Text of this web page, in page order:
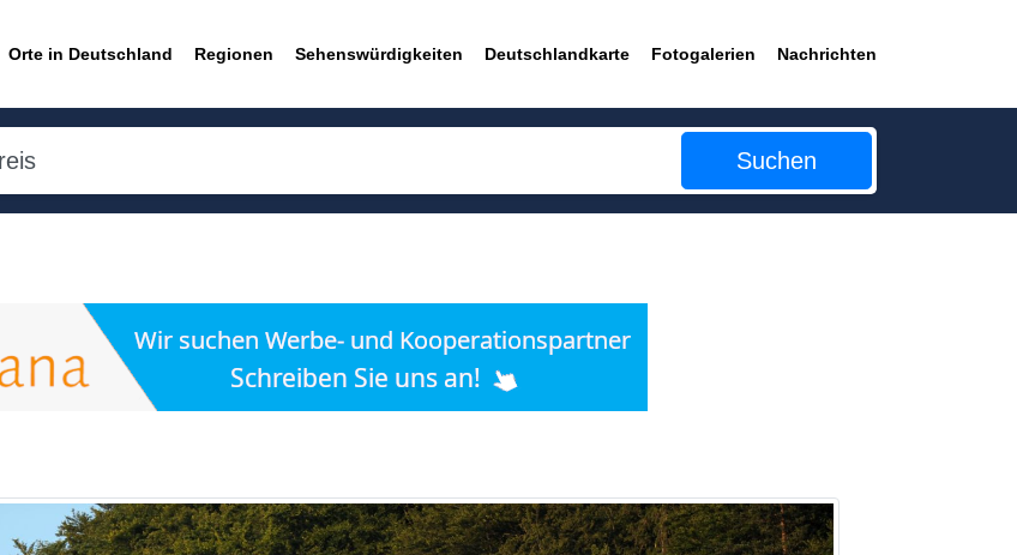
Orte in Deutschland Regionen Sehenswürdigkeiten Deutschlandkarte Fotogalerien Nachrichten
Suchen